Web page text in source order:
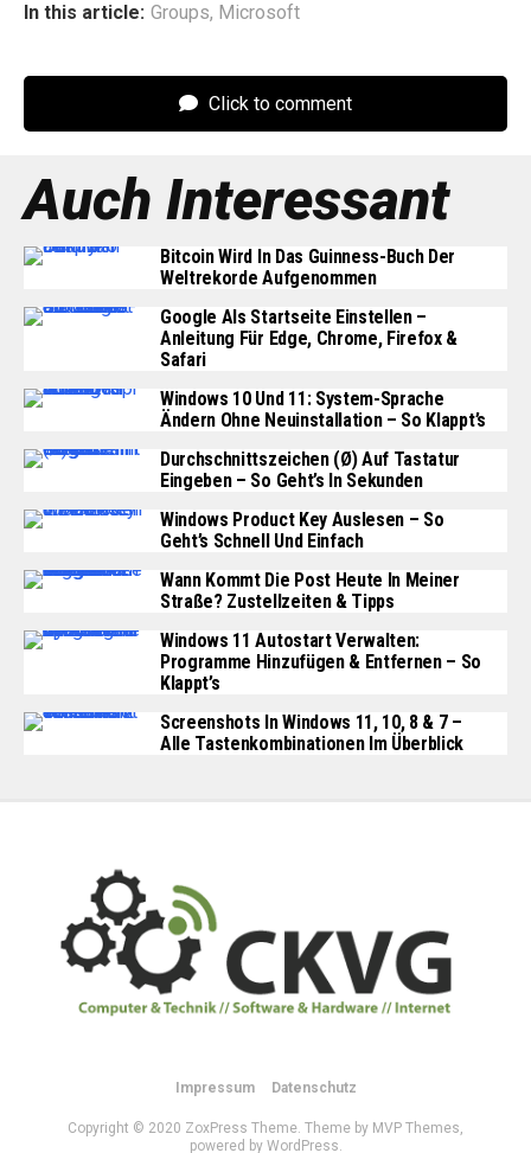
In this article: Groups, Microsoft
Click to comment
Auch Interessant
Bitcoin Wird In Das Guinness-Buch Der
Weltrekorde Aufgenommen
Google Als Startseite Einstellen –
Anleitung Für Edge, Chrome, Firefox &
Safari
Windows 10 Und 11: System-Sprache
Ändern Ohne Neuinstallation – So Klappt’s
Durchschnittszeichen (Ø) Auf Tastatur
Eingeben – So Geht’s In Sekunden
Windows Product Key Auslesen – So
Geht’s Schnell Und Einfach
Wann Kommt Die Post Heute In Meiner
Straße? Zustellzeiten & Tipps
Windows 11 Autostart Verwalten:
Programme Hinzufügen & Entfernen – So
Klappt’s
Screenshots In Windows 11, 10, 8 & 7 –
Alle Tastenkombinationen Im Überblick
Impressum Datenschutz
Copyright © 2020 ZoxPress Theme. Theme by MVP Themes,
powered by WordPress.